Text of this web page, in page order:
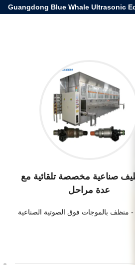
Guangdong Blue Whale Ultrasonic
صناعية مخصصة تلقائية مع
عدة مراحل
- منظف ​​بالموجات فوق الصوتية الصناعية